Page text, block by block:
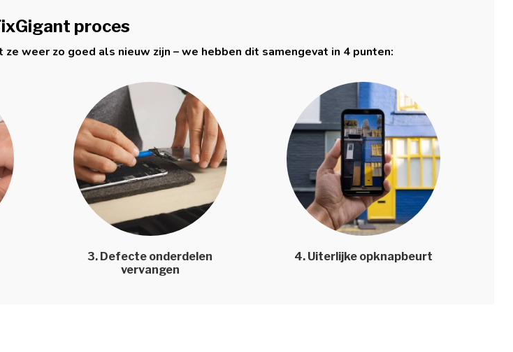
proces
weer zo goed als nieuw zijn – we hebben dit samengevat in 4 punten:
3. Defecte onderdelen
vervangen
4. Uiterlijke opknapbeurt